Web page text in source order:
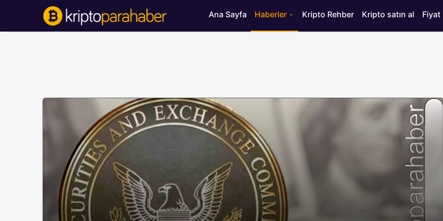
Ana Sayfa Haberler Kripto Rehber Kripto satın al Fiyat
BITCOIN HABERLERI